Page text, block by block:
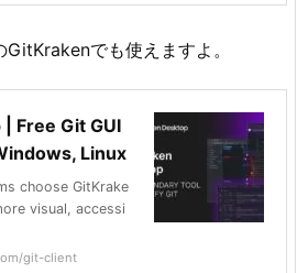
でも使えますよ。
Free Git GUI
Linux
choose GitKrake
visual, accessi
git-client